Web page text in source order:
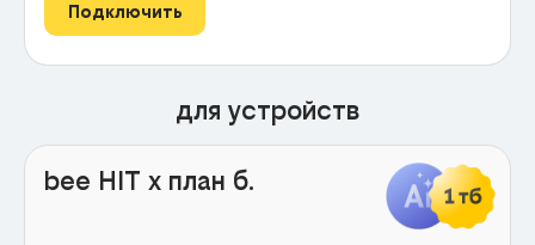
Подключить
для устройств
bee HIT x план б.